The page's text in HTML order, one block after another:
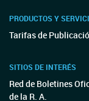
PRODUCTOS Y
Tarifas de
SITIOS DE INTERÉS
Red de Boletines
de la R. A.